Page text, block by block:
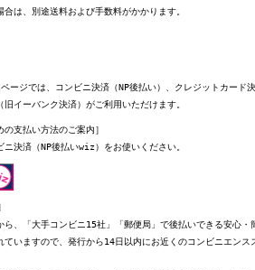
は、別途送料および手数料がかかります。
ージでは、コンビニ決済（NP後払い）、クレジットカード
イーバンク決済）がご利用いただけます。
の支払い方法のご案内］
ニ決済（NP後払いwiz）をお使いください。
ら、「大手コンビニ15社」「郵便局」で後払いできる安心・
ていますので、発行から14日以内にお近くのコンビニエンス